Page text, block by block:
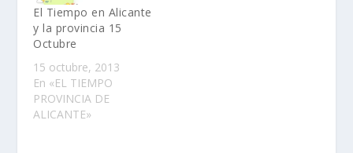
El Tiempo en Alicante
y la provincia 15
Octubre
15 octubre, 2013
En «EL TIEMPO
PROVINCIA DE
ALICANTE»